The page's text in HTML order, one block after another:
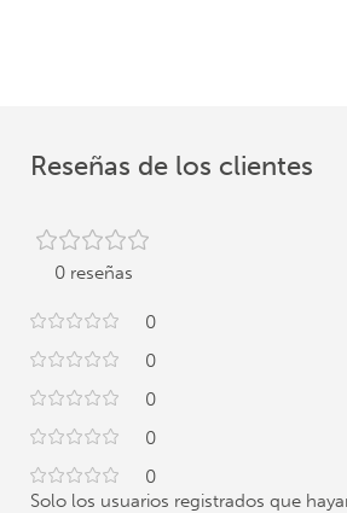
Reseñas de los clientes
0 reseñas
0
0
0
0
0
Solo los usuarios registrados que